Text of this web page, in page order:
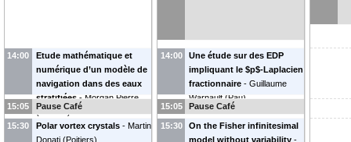
14:00
Etude mathématique et
numérique d’un modèle de
navigation dans des eaux
stratifiées - Morgan Pierre
( Poitiers)
15:05 Pause Café
15:30 Polar vortex crystals - Martin
Donati (Poitiers)
14:00
Une étude sur des EDP
impliquant le $p$-Laplacien
fractionnaire - Guillaume
Warnault (Pau)
15:05
Pause Café
15:30
On the Fisher infinitesimal
model without variability -